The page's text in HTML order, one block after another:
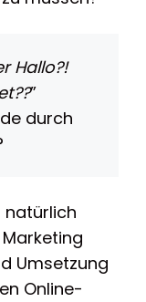
Hallo?!
”
durch
natürlich
Umsetzung
Online-